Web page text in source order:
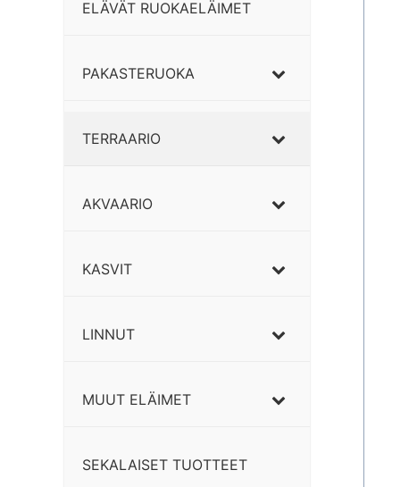
ELÄVÄT RUOKAELÄIMET
PAKASTERUOKA
TERRAARIO
AKVAARIO
KASVIT
LINNUT
MUUT ELÄIMET
SEKALAISET TUOTTEET